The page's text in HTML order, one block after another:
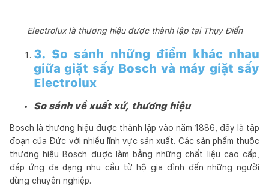
Electrolux là thương hiệu được thành lập tại Thụy Điển
3. So sánh những điểm khác nhau
giữa giặt sấy Bosch và máy giặt sấy
Electrolux
So sánh về xuất xứ, thương hiệu
Bosch là thương hiệu được thành lập vào năm 1886, đây là tập
đoạn của Đức với nhiều lĩnh vực sản xuất. Các sản phẩm thuộc
thương hiệu Bosch được làm bằng những chất liệu cao cấp,
đáp ứng đa dạng nhu cầu từ hộ gia đình đến những người
dùng chuyên nghiệp.